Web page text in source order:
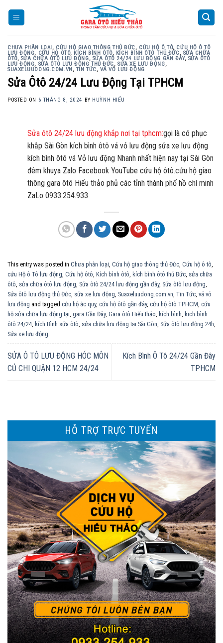
CHƯA PHÂN LOẠI, CỨU HỘ GIAO THÔNG THỦ ĐỨC, CỨU HỘ Ô TÔ, CỨU HỘ Ô TÔ
LƯU ĐỘNG, CỨU HỘ ÔTÔ, KÍCH BÌNH ÔTÔ, KÍCH BÌNH ÔTÔ THỦ ĐỨC, SỬA CHỮA
ÔTÔ, SỬA CHỮA ÔTÔ LƯU ĐỘNG, SỬA ÔTÔ 24/24 LƯU ĐỘNG GẦN ĐÂY, SỬA ÔTÔ
LƯU ĐỘNG, SỬA ÔTÔ LƯU ĐỘNG THỦ ĐỨC,SỬA XE LƯU ĐỘNG,
SUAXELUUDONG.COM.VN, TIN TỨC, VÁ VỎ LƯU ĐỘNG
Sửa Ôtô 24/24 Lưu Động Tại TPHCM
POSTED ON 6 THÁNG 8, 2024 BY HUỲNH HIẾU
Sửa ôtô 24/24 lưu động khắp nơi tại tphcm:gọi là có phục
khắp Sài Gòn kích bình ôtô vá vỏ lưu động sửa xe lưu động
kích bình ôtô vá Vỏ lưu động Nhanh nhất hiện nay tại Sài Gòn
đêm khuya Zalo Facebook YouTube cứu hộ ôtô.cứu hộ giao
thông gara ôtô Hiếu thảo phủ các tỉnh thành phố hồ chí minh
ZaLo 0933.254.933
This entry was posted in Chưa phân loại Cứu hộ giao thông thủ Đức Cứu hộ ô tô
cứu Hộ ô Tô lưu động Cứu hộ ôtô Kích bình ôtô kích bình ôtô thủ Đức sửa chữa
ôtô sửa chữa ôtô lưu động Sửa ôtô 24/24 lưu động gần đây, Sửa ôtô lưu động
Sửa ôtô lưu động thủ Đức sửa xe lưu động Suaxeluudong.com.vn Tin Tức vá vỏ
lưu động and tagged cứu hộ ắc quy, cứu hộ ôtô gần đây, cứu hộ ôtô TPHCM cứu
hộ sửa chữa lưu động tại gara Gần Đây, Gara ôtô Hiếu thảo kích bình kich bình
ôtô 24/24 kích Bình sửa ôtô sửa chữa lưu động tại Sài Gòn Sửa ôtô lưu động 24h
Sửa xe lưu động
SỬA Ô TÔ LƯU ĐỘNG HÓC MÔN
CỦ CHI QUẬN 12 HCM 24/24
Kích Bình Ô Tô 24/24 Gần Đây
TPHCM
HỖ TRỢ TRỰC TUYẾN